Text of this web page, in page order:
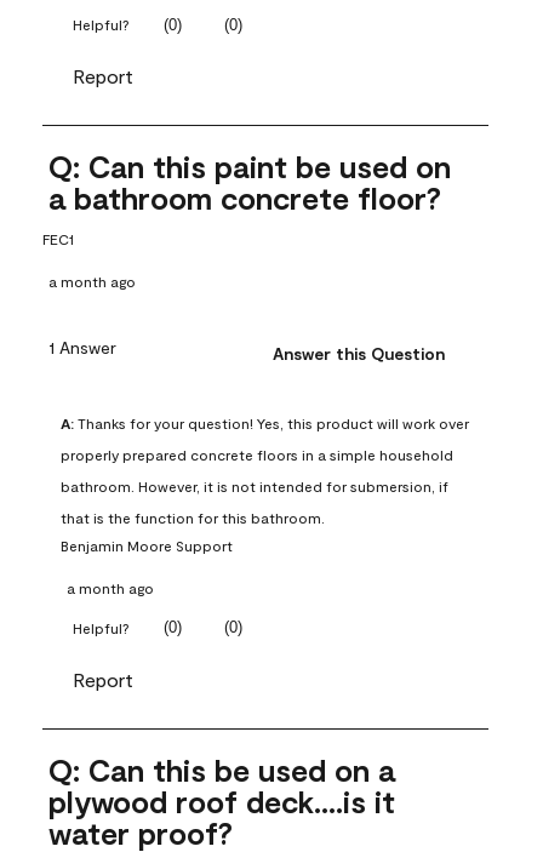
Helpful? (0) (0)
Report
Q: Can this paint be used on
a bathroom concrete floor?
FEC1
a month ago
1 Answer Answer this Question
A: Thanks for your question! Yes, this product will work over
properly prepared concrete floors in a simple household
bathroom. However, it is not intended for submersion, if
that is the function for this bathroom.
Benjamin Moore Support
a month ago
Helpful? (0) (0)
Report
Q: Can this be used on a
plywood roof deck....is it
water proof?